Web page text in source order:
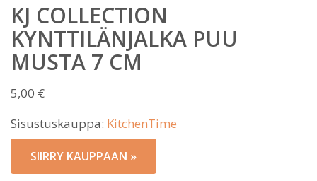
KJ COLLECTION
KYNTTILÄNJALKA PUU
MUSTA 7 CM
5,00 €
Sisustuskauppa: KitchenTime
SIIRRY KAUPPAAN »